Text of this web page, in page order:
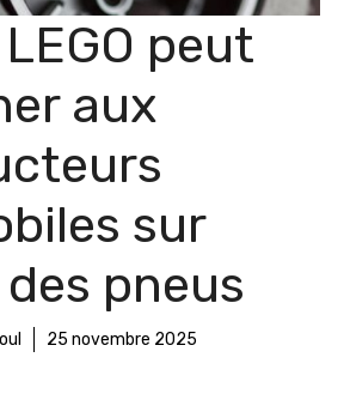
peut
aux
sur
des pneus
25 novembre 2025